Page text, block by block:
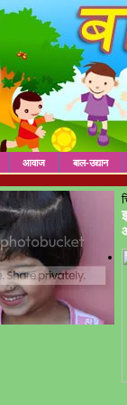
आवाज बाल-उद्यान